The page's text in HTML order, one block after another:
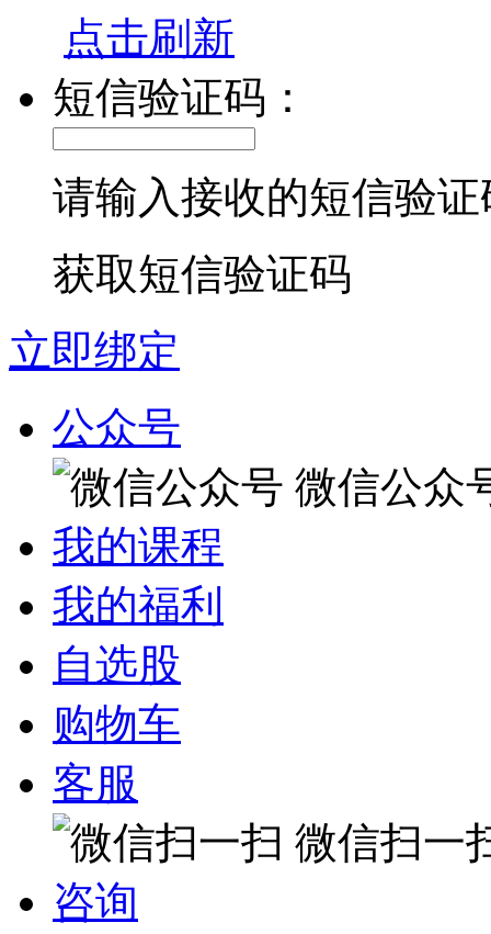
点击刷新
短信验证码：
请输入接收的短信验证
获取短信验证码
立即绑定
公众号
微信公众
我的课程
我的福利
自选股
购物车
客服
微信扫一
咨询